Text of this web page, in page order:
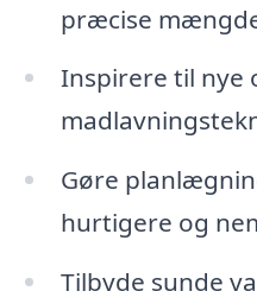
præcise
Inspirere til nye
Gøre
hurtigere og
Tilbyde sunde